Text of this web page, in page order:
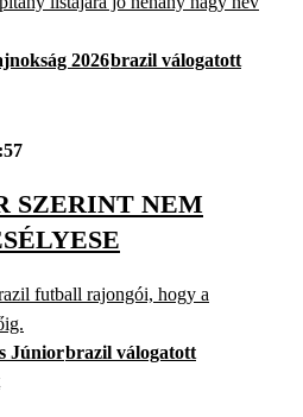
2026brazil válogatott
SZERINT NEM
futball rajongói, hogy a
Júniorbrazil válogatott